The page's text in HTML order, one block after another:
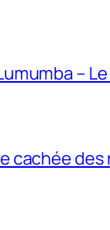
–
cachée